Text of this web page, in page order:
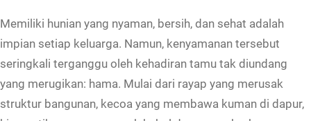
Memiliki hunian yang nyaman, bersih, dan sehat adalah
impian setiap keluarga. Namun, kenyamanan tersebut
seringkali terganggu oleh kehadiran tamu tak diundang
yang merugikan: hama. Mulai dari rayap yang merusak
struktur bangunan, kecoa yang membawa kuman di dapur,